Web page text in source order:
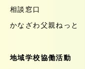
相談窓口
かなざわ父親ねっと
地域学校協働活動